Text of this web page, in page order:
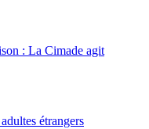
: La Cimade agit
étrangers